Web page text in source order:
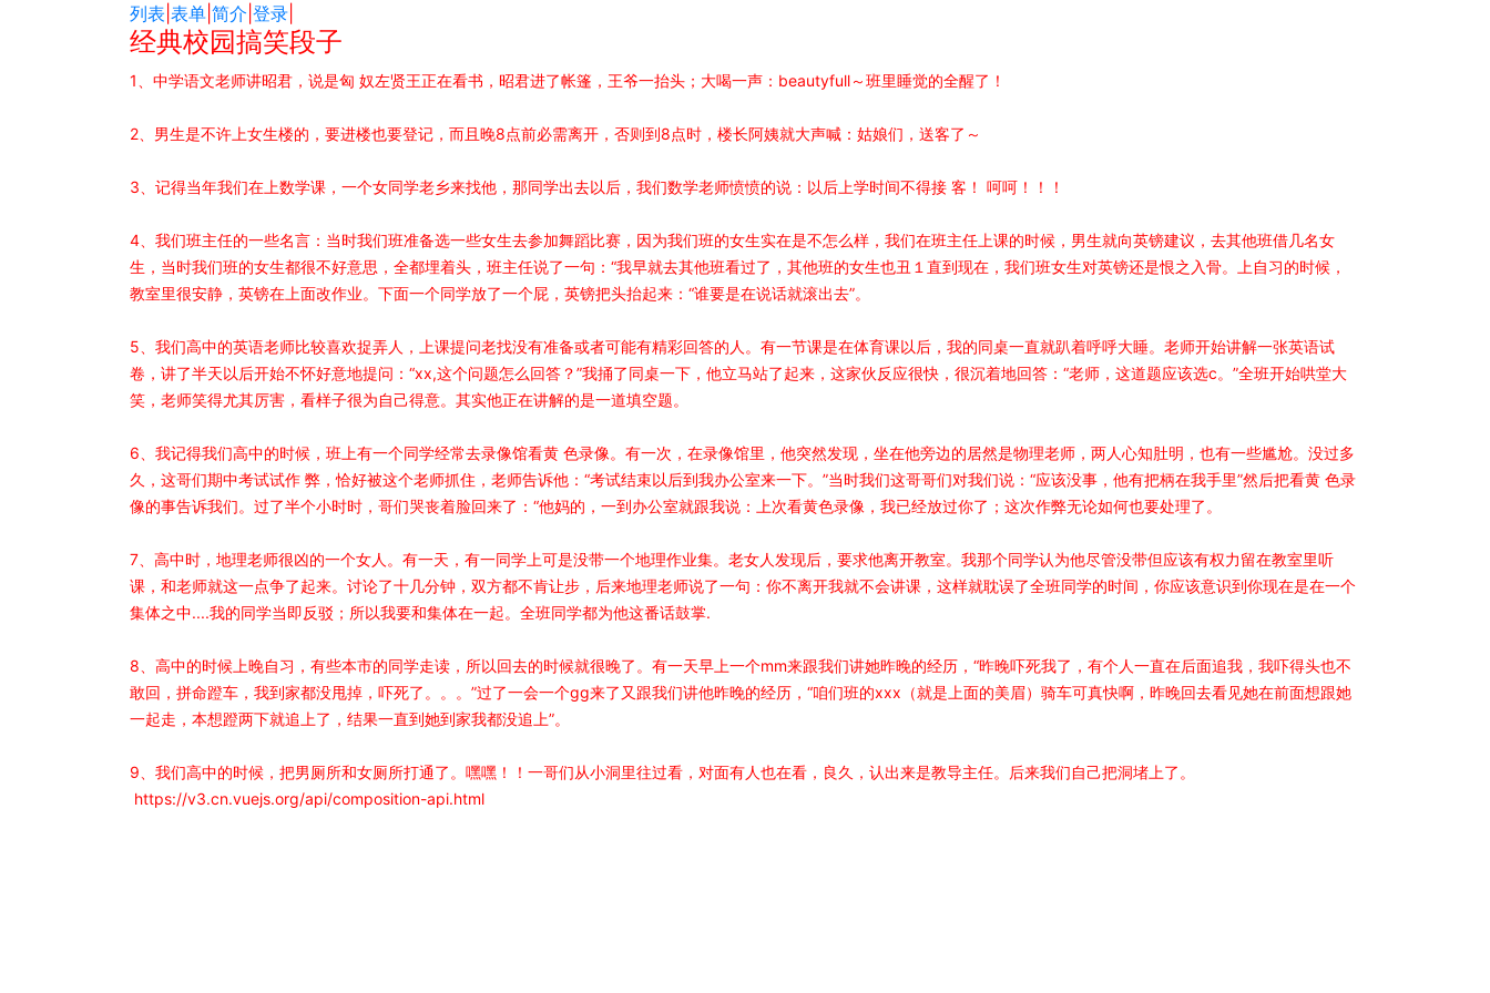
列表 表单 简介 登录
经典校园搞笑段子
1、中学语文老师讲昭君，说是匈 奴左贤王正在看书，昭君进了帐篷，王爷一抬头；大喝一声：beautyfull～班里睡觉的全醒了！
2、男生是不许上女生楼的，要进楼也要登记，而且晚8点前必需离开，否则到8点时，楼长阿姨就大声喊：姑娘们，送客了～
3、记得当年我们在上数学课，一个女同学老乡来找他，那同学出去以后，我们数学老师愤愤的说：以后上学时间不得接 客！ 呵呵！！！
4、我们班主任的一些名言：当时我们班准备选一些女生去参加舞蹈比赛，因为我们班的女生实在是不怎么样，我们在班主任上课的时候，男生就向英镑建议，去其他班借几名女
生，当时我们班的女生都很不好意思，全都埋着头，班主任说了一句：“我早就去其他班看过了，其他班的女生也丑１直到现在，我们班女生对英镑还是恨之入骨。上自习的时候，
教室里很安静，英镑在上面改作业。下面一个同学放了一个屁，英镑把头抬起来：“谁要是在说话就滚出去”。
5、我们高中的英语老师比较喜欢捉弄人，上课提问老找没有准备或者可能有精彩回答的人。有一节课是在体育课以后，我的同桌一直就趴着呼呼大睡。老师开始讲解一张英语试
卷，讲了半天以后开始不怀好意地提问：“xx,这个问题怎么回答？”我捅了同桌一下，他立马站了起来，这家伙反应很快，很沉着地回答：“老师，这道题应该选c。”全班开始哄堂大
笑，老师笑得尤其厉害，看样子很为自己得意。其实他正在讲解的是一道填空题。
6、我记得我们高中的时候，班上有一个同学经常去录像馆看黄 色录像。有一次，在录像馆里，他突然发现，坐在他旁边的居然是物理老师，两人心知肚明，也有一些尴尬。没过多
久，这哥们期中考试试作 弊，恰好被这个老师抓住，老师告诉他：“考试结束以后到我办公室来一下。”当时我们这哥哥们对我们说：“应该没事，他有把柄在我手里”然后把看黄 色录
像的事告诉我们。过了半个小时时，哥们哭丧着脸回来了：“他妈的，一到办公室就跟我说：上次看黄色录像，我已经放过你了；这次作弊无论如何也要处理了。
7、高中时，地理老师很凶的一个女人。有一天，有一同学上可是没带一个地理作业集。老女人发现后，要求他离开教室。我那个同学认为他尽管没带但应该有权力留在教室里听
课，和老师就这一点争了起来。讨论了十几分钟，双方都不肯让步，后来地理老师说了一句：你不离开我就不会讲课，这样就耽误了全班同学的时间，你应该意识到你现在是在一个
集体之中....我的同学当即反驳；所以我要和集体在一起。全班同学都为他这番话鼓掌.
8、高中的时候上晚自习，有些本市的同学走读，所以回去的时候就很晚了。有一天早上一个mm来跟我们讲她昨晚的经历，“昨晚吓死我了，有个人一直在后面追我，我吓得头也不
敢回，拼命蹬车，我到家都没甩掉，吓死了。。。”过了一会一个gg来了又跟我们讲他昨晚的经历，“咱们班的xxx（就是上面的美眉）骑车可真快啊，昨晚回去看见她在前面想跟她
一起走，本想蹬两下就追上了，结果一直到她到家我都没追上”。
9、我们高中的时候，把男厕所和女厕所打通了。嘿嘿！！一哥们从小洞里往过看，对面有人也在看，良久，认出来是教导主任。后来我们自己把洞堵上了。
https://v3.cn.vuejs.org/api/composition-api.html